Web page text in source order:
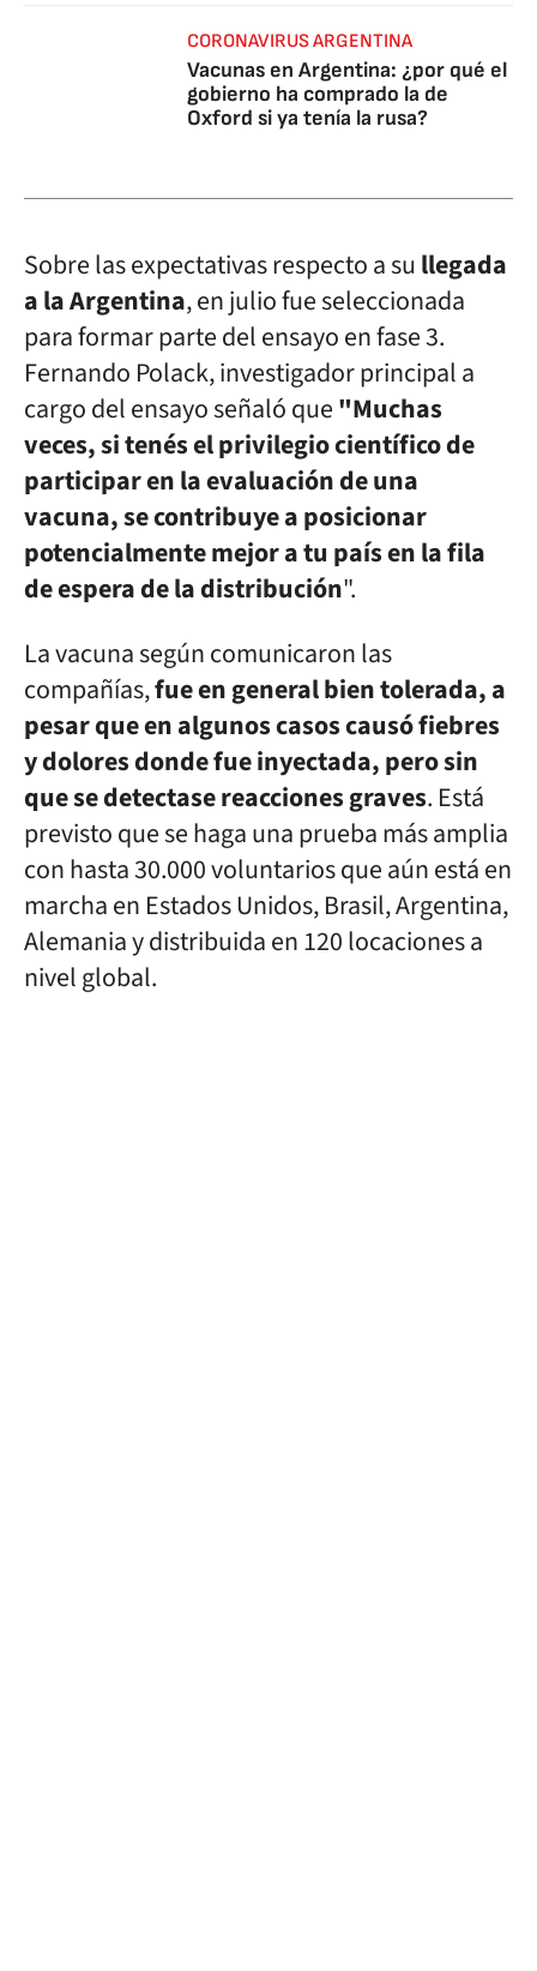
CORONAVIRUS ARGENTINA
Vacunas en Argentina: ¿por qué el
gobierno ha comprado la de
Oxford si ya tenía la rusa?
Sobre las expectativas respecto a sullegada
a la Argentina, en julio fue seleccionada
para formar parte del ensayo en fase 3.
Fernando Polack, investigador principal a
cargo del ensayo señaló que"Muchas
veces, si tenés el privilegio científico de
participar en la evaluación de una
vacuna, se contribuye a posicionar
potencialmente mejor a tu país en la fila
de espera de la distribución".
La vacuna según comunicaron las
compañías,fue en general bien tolerada, a
pesar que en algunos casos causó fiebres
y dolores donde fue inyectada, pero sin
que se detectase reacciones graves. Está
previsto que se haga una prueba más amplia
con hasta 30.000 voluntarios que aún está en
marcha en Estados Unidos, Brasil, Argentina,
Alemania y distribuida en 120 locaciones a
nivel global.